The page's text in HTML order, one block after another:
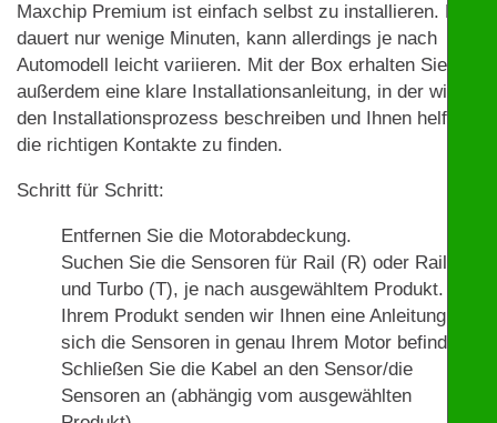
Maxchip Premium ist einfach selbst zu installieren. Das
dauert nur wenige Minuten, kann allerdings je nach
Automodell leicht variieren. Mit der Box erhalten Sie
außerdem eine klare Installationsanleitung, in der wir
den Installationsprozess beschreiben und Ihnen helfen,
die richtigen Kontakte zu finden.
Schritt für Schritt:
Entfernen Sie die Motorabdeckung.
Suchen Sie die Sensoren für Rail (R) oder Rail (R)
und Turbo (T), je nach ausgewähltem Produkt. Mit
Ihrem Produkt senden wir Ihnen eine Anleitung, wo
sich die Sensoren in genau Ihrem Motor befinden.
Schließen Sie die Kabel an den Sensor/die
Sensoren an (abhängig vom ausgewählten